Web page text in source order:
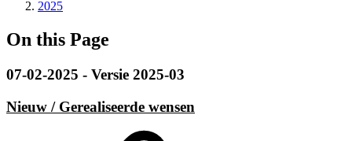
2025
On this Page
07-02-2025 - Versie 2025-03
Nieuw / Gerealiseerde wensen